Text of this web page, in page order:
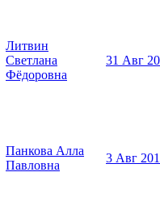
Литвин
Светлана
Фёдоровна
31 Авг
Панкова Алла
Павловна
3 Авг